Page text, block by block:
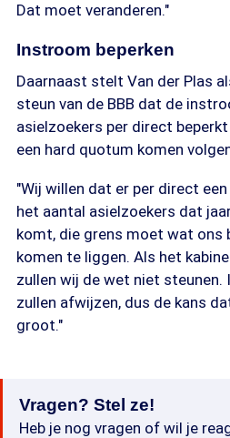
Dat moet veranderen."
Instroom beperken
Daarnaast stelt Van der Plas
steun van de BBB dat de
asielzoekers per direct
een hard quotum komen
"Wij willen dat er per direct
het aantal asielzoekers dat
komt, die grens moet wat ons
komen te liggen. Als het
zullen wij de wet niet
zullen afwijzen, dus de kans
groot."
Vragen? Stel ze!
Heb je nog vragen of wil je